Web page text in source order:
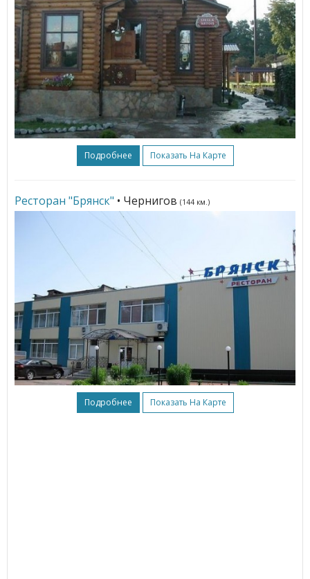
Подробнее Показать На Карте
Ресторан "Брянск" • Чернигов (144 км.)
Подробнее Показать На Карте